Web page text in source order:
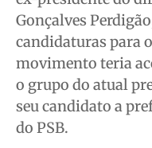
Quem Somos
Expediente
Contato
Anuncie
Quem Somos
Expediente
Contato
Anuncie
Quem Somos
Expediente
Contato
Anuncie
Quem Somos
Expediente
Contato
Anuncie
Gonçalves
candidaturas para
movimento teria
o grupo do atual
seu candidato a
do PSB.